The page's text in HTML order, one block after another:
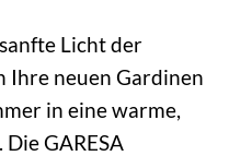
Licht der
Ihre neuen Gardinen
in eine warme,
GARESA